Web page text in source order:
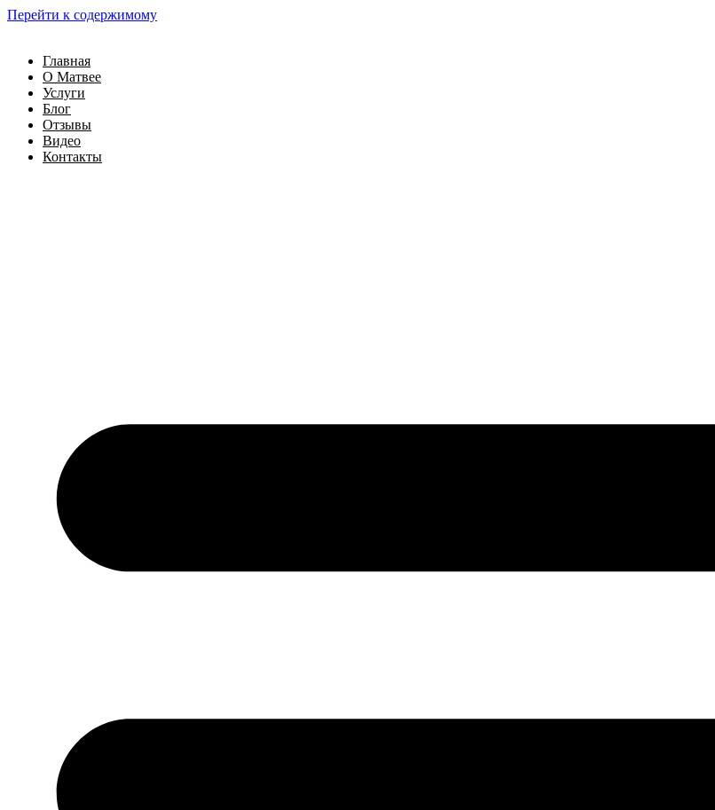
Перейти к содержимому
Главная
О Матвее
Услуги
Блог
Отзывы
Видео
Контакты